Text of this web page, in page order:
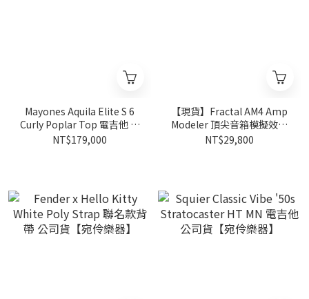
Mayones Aquila Elite S 6
Curly Poplar Top 電吉他 公
司貨【宛伶樂器】
NT$179,000
【現貨】Fractal AM4 Amp
Modeler 頂尖音箱模擬效果
器 公司貨【宛伶樂器】
NT$29,800